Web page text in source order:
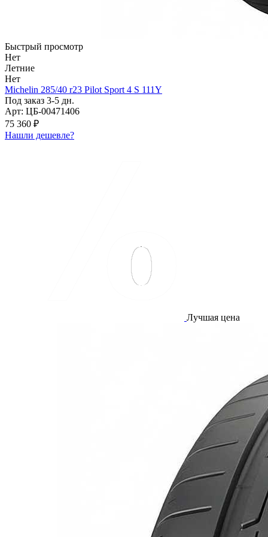
Быстрый просмотр
Нет
Летние
Нет
Michelin 285/40 r23 Pilot Sport 4 S 111Y
Под заказ 3-5 дн.
Арт: ЦБ-00471406
75 360 ₽
Нашли дешевле?
Лучшая цена